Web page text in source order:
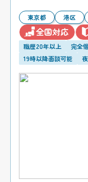
東京都 港区
全国対応
職歴20年以上 完全
19時以降面談可能